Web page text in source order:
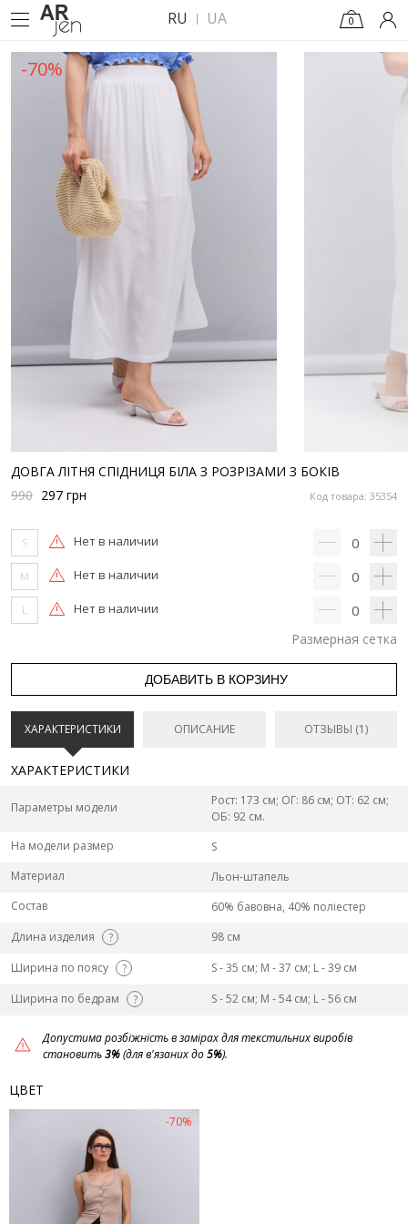
RU UA 0
-70%
ДОВГА ЛІТНЯ СПІДНИЦЯ БІЛА З РОЗРІЗАМИ З БОКІВ
Код товара: 35354
990 297 грн
S Нет в наличии 0
M Нет в наличии 0
L Нет в наличии 0
Размерная сетка
ДОБАВИТЬ В КОРЗИНУ
ХАРАКТЕРИСТИКИ ОПИСАНИЕ ОТЗЫВЫ (1)
ХАРАКТЕРИСТИКИ
Параметры модели
Рост: 173 см; ОГ: 86 см; ОТ: 62 см;
ОБ: 92 см.
На модели размер
S
Материал
Льон-штапель
Состав
60% бавовна, 40% поліестер
Длина изделия
?
98 см
Ширина по поясу
?
S - 35 см; M - 37 см; L - 39 см
Ширина по бедрам
? S - 52 см; M - 54 см; L - 56 см
Допустима розбіжність в замірах для текстильних виробів
становить3%(для в'язаних до5%).
ЦВЕТ
-70%